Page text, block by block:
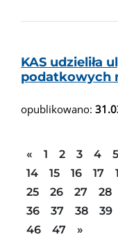
KAS udzieliła
podatkowych
opublikowano:
« Poprzednia
1 2 3 4 5
14
15 16 17
25
26 27 28
36
37 38 39
46
47 »